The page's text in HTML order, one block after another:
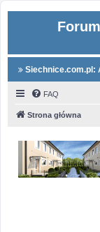
Siechnice.com.pl:
FAQ
Strona główna